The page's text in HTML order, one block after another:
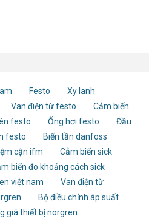
Festo
Xy lanh
Van điện từ festo
Cảm biến
festo Ống hơi festo
Đầu
festo
Biến tần danfoss
cận ifm
Cảm biến sick
biến đo khoảng cách sick
việt nam
Van điện từ
Bộ điều chỉnh áp suất
giá thiết bị norgren